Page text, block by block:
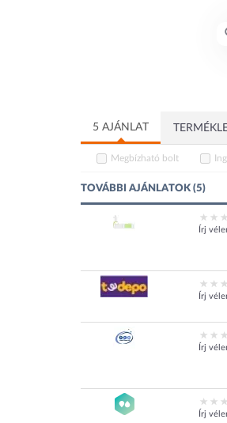
5 AJÁNLAT
Megbízható bolt
TOVÁBBI AJÁNLATOK (5)
Írj
Írj
Írj
Írj